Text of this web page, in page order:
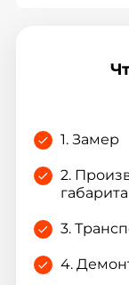
1. Замер
2.
3.
4.